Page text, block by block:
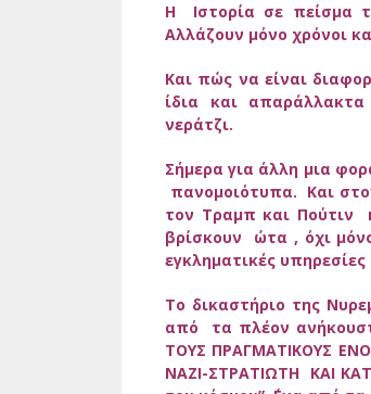
H Ιστορία σε πείσμα
Αλλάζουν μόνο χρόνοι
Και πώς να είναι
ίδια και
νεράτζι.
Σήμερα για άλλη μια
πανομοιότυπα. Και
τον Τραμπ και Πούτιν
βρίσκουν ώτα , όχι
εγκληματικές
Το δικαστήριο της
από τα πλέον
ΤΟΥΣ ΠΡΑΓΜΑΤΙΚΟΥΣ
ΝΑΖΙ-ΣΤΡΑΤΙΩΤΗ ΚΑΙ